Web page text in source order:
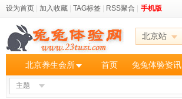
设为首页 加入收藏 TAG标签 RSS聚合 手机版
北京站
北京养生会所 首页 兔兔体验资讯
主题